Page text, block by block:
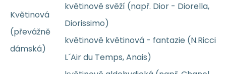
Květinová
(převážně
dámská)
květinově svěží (např. Dior - Diorella,
Diorissimo)
květinově květinová - fantazie (N.Ricci
L´Air du Temps, Anais)